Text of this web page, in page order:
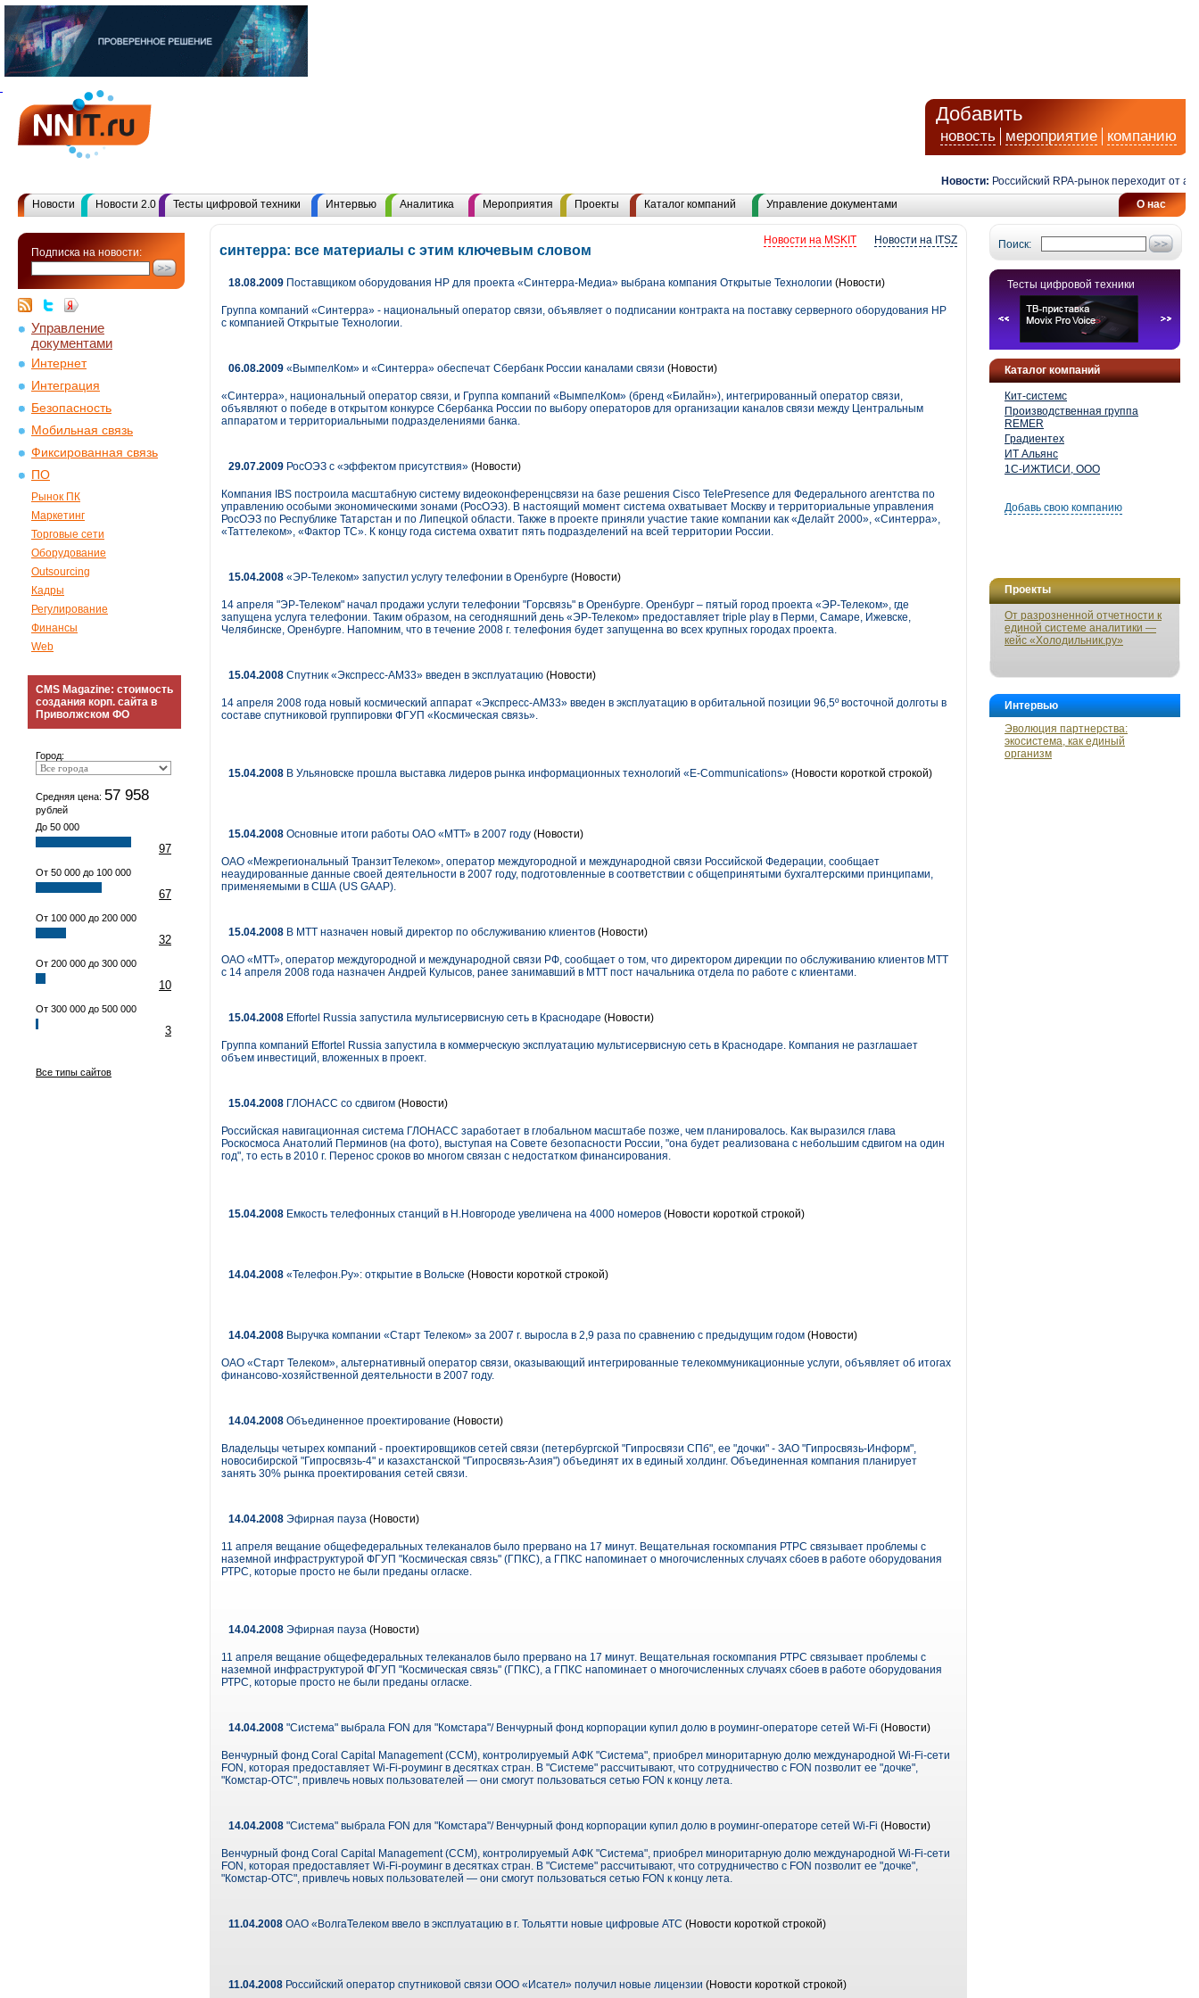
Добавить
новость мероприятие компанию
Новости: Российский RPA-рынок переходит от
О нас
Новости Новости 2.0 Тесты цифровой техники Интервью Аналитика Мероприятия Проекты Каталог компаний Управление документами
Подписка на новости:
Управление
документами
Интернет
Интеграция
Безопасность
Мобильная связь
Фиксированная связь
ПО
Рынок ПК
Маркетинг
Торговые сети
Оборудование
Outsourcing
Кадры
Регулирование
Финансы
Web
CMS Magazine: стоимость
создания корп. сайта в
Приволжском ФО
Город:
Средняя цена: 57 958
рублей
До 50 000
97
От 50 000 до 100 000
67
От 100 000 до 200 000
32
От 200 000 до 300 000
10
От 300 000 до 500 000
3
Все типы сайтов
Поиск:
Тесты цифровой техники
Каталог компаний
Кит-системс
Производственная группа
REMER
Градиентех
ИТ Альянс
1С-ИЖТИСИ, ООО
Добавь свою компанию
Проекты
От разрозненной отчетности к
единой системе аналитики —
кейс «Холодильник.ру»
Интервью
Эволюция партнерства:
экосистема, как единый
организм
Новости на ITSZ
Новости на MSKIT
синтерра: все материалы с этим ключевым словом
18.08.2009 Поставщиком оборудования HP для проекта «Синтерра-Медиа» выбрана компания Открытые Технологии (Новости)
Группа компаний «Синтерра» - национальный оператор связи, объявляет о подписании контракта на поставку серверного оборудования HP
с компанией Открытые Технологии.
06.08.2009 «ВымпелКом» и «Синтерра» обеспечат Сбербанк России каналами связи (Новости)
«Синтерра», национальный оператор связи, и Группа компаний «ВымпелКом» (бренд «Билайн»), интегрированный оператор связи,
объявляют о победе в открытом конкурсе Сбербанка России по выбору операторов для организации каналов связи между Центральным
аппаратом и территориальными подразделениями банка.
29.07.2009 РосОЭЗ с «эффектом присутствия» (Новости)
Компания IBS построила масштабную систему видеоконференцсвязи на базе решения Cisco TelePresence для Федерального агентства по
управлению особыми экономическими зонами (РосОЭЗ). В настоящий момент система охватывает Москву и территориальные управления
РосОЭЗ по Республике Татарстан и по Липецкой области. Также в проекте приняли участие такие компании как «Делайт 2000», «Синтерра»,
«Таттелеком», «Фактор ТС». К концу года система охватит пять подразделений на всей территории России.
15.04.2008 «ЭР-Телеком» запустил услугу телефонии в Оренбурге (Новости)
14 апреля "ЭР-Телеком" начал продажи услуги телефонии "Горсвязь" в Оренбурге. Оренбург – пятый город проекта «ЭР-Телеком», где
запущена услуга телефонии. Таким образом, на сегодняшний день «ЭР-Телеком» предоставляет triple play в Перми, Самаре, Ижевске,
Челябинске, Оренбурге. Напомним, что в течение 2008 г. телефония будет запущенна во всех крупных городах проекта.
15.04.2008 Спутник «Экспресс-АМ33» введен в эксплуатацию (Новости)
14 апреля 2008 года новый космический аппарат «Экспресс-АМ33» введен в эксплуатацию в орбитальной позиции 96,5º восточной долготы в
составе спутниковой группировки ФГУП «Космическая связь».
15.04.2008 В Ульяновске прошла выставка лидеров рынка информационных технологий «E-Communications» (Новости короткой строкой)
15.04.2008 Основные итоги работы ОАО «МТТ» в 2007 году (Новости)
ОАО «Межрегиональный ТранзитТелеком», оператор междугородной и международной связи Российской Федерации, сообщает
неаудированные данные своей деятельности в 2007 году, подготовленные в соответствии с общепринятыми бухгалтерскими принципами,
применяемыми в США (US GAAP).
15.04.2008 В МТТ назначен новый директор по обслуживанию клиентов (Новости)
ОАО «МТТ», оператор междугородной и международной связи РФ, сообщает о том, что директором дирекции по обслуживанию клиентов МТТ
с 14 апреля 2008 года назначен Андрей Кулысов, ранее занимавший в МТТ пост начальника отдела по работе с клиентами.
15.04.2008 Effortel Russia запустила мультисервисную сеть в Краснодаре (Новости)
Группа компаний Effortel Russia запустила в коммерческую эксплуатацию мультисервисную сеть в Краснодаре. Компания не разглашает
объем инвестиций, вложенных в проект.
15.04.2008 ГЛОНАСС со сдвигом (Новости)
Российская навигационная система ГЛОНАСС заработает в глобальном масштабе позже, чем планировалось. Как выразился глава
Роскосмоса Анатолий Перминов (на фото), выступая на Совете безопасности России, "она будет реализована с небольшим сдвигом на один
год", то есть в 2010 г. Перенос сроков во многом связан с недостатком финансирования.
15.04.2008 Емкость телефонных станций в Н.Новгороде увеличена на 4000 номеров (Новости короткой строкой)
14.04.2008 «Телефон.Ру»: открытие в Вольске (Новости короткой строкой)
14.04.2008 Выручка компании «Старт Телеком» за 2007 г. выросла в 2,9 раза по сравнению с предыдущим годом (Новости)
ОАО «Старт Телеком», альтернативный оператор связи, оказывающий интегрированные телекоммуникационные услуги, объявляет об итогах
финансово-хозяйственной деятельности в 2007 году.
14.04.2008 Объединенное проектирование (Новости)
Владельцы четырех компаний - проектировщиков сетей связи (петербургской "Гипросвязи СПб", ее "дочки" - ЗАО "Гипросвязь-Информ",
новосибирской "Гипросвязь-4" и казахстанской "Гипросвязь-Азия") объединят их в единый холдинг. Объединенная компания планирует
занять 30% рынка проектирования сетей связи.
14.04.2008 Эфирная пауза (Новости)
11 апреля вещание общефедеральных телеканалов было прервано на 17 минут. Вещательная госкомпания РТРС связывает проблемы с
наземной инфраструктурой ФГУП "Космическая связь" (ГПКС), а ГПКС напоминает о многочисленных случаях сбоев в работе оборудования
РТРС, которые просто не были преданы огласке.
14.04.2008 Эфирная пауза (Новости)
11 апреля вещание общефедеральных телеканалов было прервано на 17 минут. Вещательная госкомпания РТРС связывает проблемы с
наземной инфраструктурой ФГУП "Космическая связь" (ГПКС), а ГПКС напоминает о многочисленных случаях сбоев в работе оборудования
РТРС, которые просто не были преданы огласке.
14.04.2008 "Система" выбрала FON для "Комстара"/ Венчурный фонд корпорации купил долю в роуминг-операторе сетей Wi-Fi (Новости)
Венчурный фонд Coral Capital Management (CCM), контролируемый АФК "Система", приобрел миноритарную долю международной Wi-Fi-сети
FON, которая предоставляет Wi-Fi-роуминг в десятках стран. В "Системе" рассчитывают, что сотрудничество с FON позволит ее "дочке",
"Комстар-ОТС", привлечь новых пользователей — они смогут пользоваться сетью FON к концу лета.
14.04.2008 "Система" выбрала FON для "Комстара"/ Венчурный фонд корпорации купил долю в роуминг-операторе сетей Wi-Fi (Новости)
Венчурный фонд Coral Capital Management (CCM), контролируемый АФК "Система", приобрел миноритарную долю международной Wi-Fi-сети
FON, которая предоставляет Wi-Fi-роуминг в десятках стран. В "Системе" рассчитывают, что сотрудничество с FON позволит ее "дочке",
"Комстар-ОТС", привлечь новых пользователей — они смогут пользоваться сетью FON к концу лета.
11.04.2008 ОАО «ВолгаТелеком ввело в эксплуатацию в г. Тольятти новые цифровые АТС (Новости короткой строкой)
11.04.2008 Российский оператор спутниковой связи ООО «Исател» получил новые лицензии (Новости короткой строкой)